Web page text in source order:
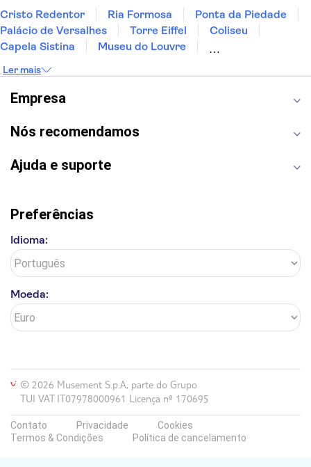
Cristo Redentor Ria Formosa
Ponta da Piedade
Palácio de Versalhes
Torre Eiffel
Coliseu
Capela Sistina
Museu do Louvre
Torre de Belém
Caminito del Rey
Castelo de São Jorge
Palácio da Pena
Mosteiro dos Jerónimos
Ler mais
Empresa
Nós recomendamos
Ajuda e suporte
Preferências
Idioma:
Moeda:
© 2026 Musement S.p.A, parte do Grupo
TUI VAT IT07978000961 Licença nº 170695
Contato Privacidade
Cookies
Termos & Condições
Política de cancelamento